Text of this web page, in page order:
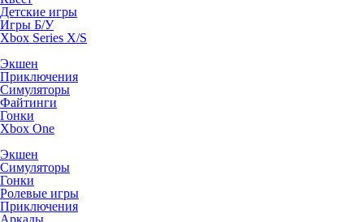
Детские игры
Игры Б/У
Xbox Series X/S
Экшен
Приключения
Симуляторы
Файтинги
Гонки
Xbox One
Экшен
Симуляторы
Гонки
Ролевые игры
Приключения
Аркады